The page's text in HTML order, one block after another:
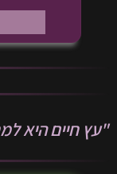
"עץ חיים היא